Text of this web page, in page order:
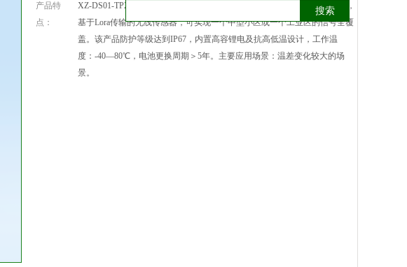
搜索
产品特
点：
XZ-DS01-TP2C-2 是一款外置温度传感器探头，探头温度范围-100—100℃，
基于Lora传输的无线传感器，可实现一个中型小区或一个工业区的信号全覆
盖。该产品防护等级达到IP67，内置高容锂电及抗高低温设计，工作温
度：-40—80℃，电池更换周期＞5年。主要应用场景：温差变化较大的场
景。